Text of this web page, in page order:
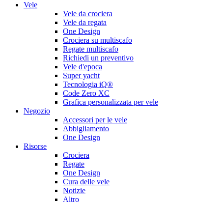
Vele
Vele da crociera
Vele da regata
One Design
Crociera su multiscafo
Regate multiscafo
Richiedi un preventivo
Vele d'epoca
Super yacht
Tecnologia iQ®
Code Zero XC
Grafica personalizzata per vele
Negozio
Accessori per le vele
Abbigliamento
One Design
Risorse
Crociera
Regate
One Design
Cura delle vele
Notizie
Altro